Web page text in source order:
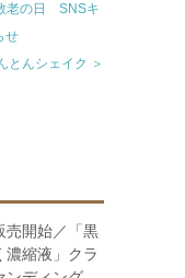
老の日 SNSキ
せ
んシェイク ＞
売開始／「黒
濃縮液」クラ